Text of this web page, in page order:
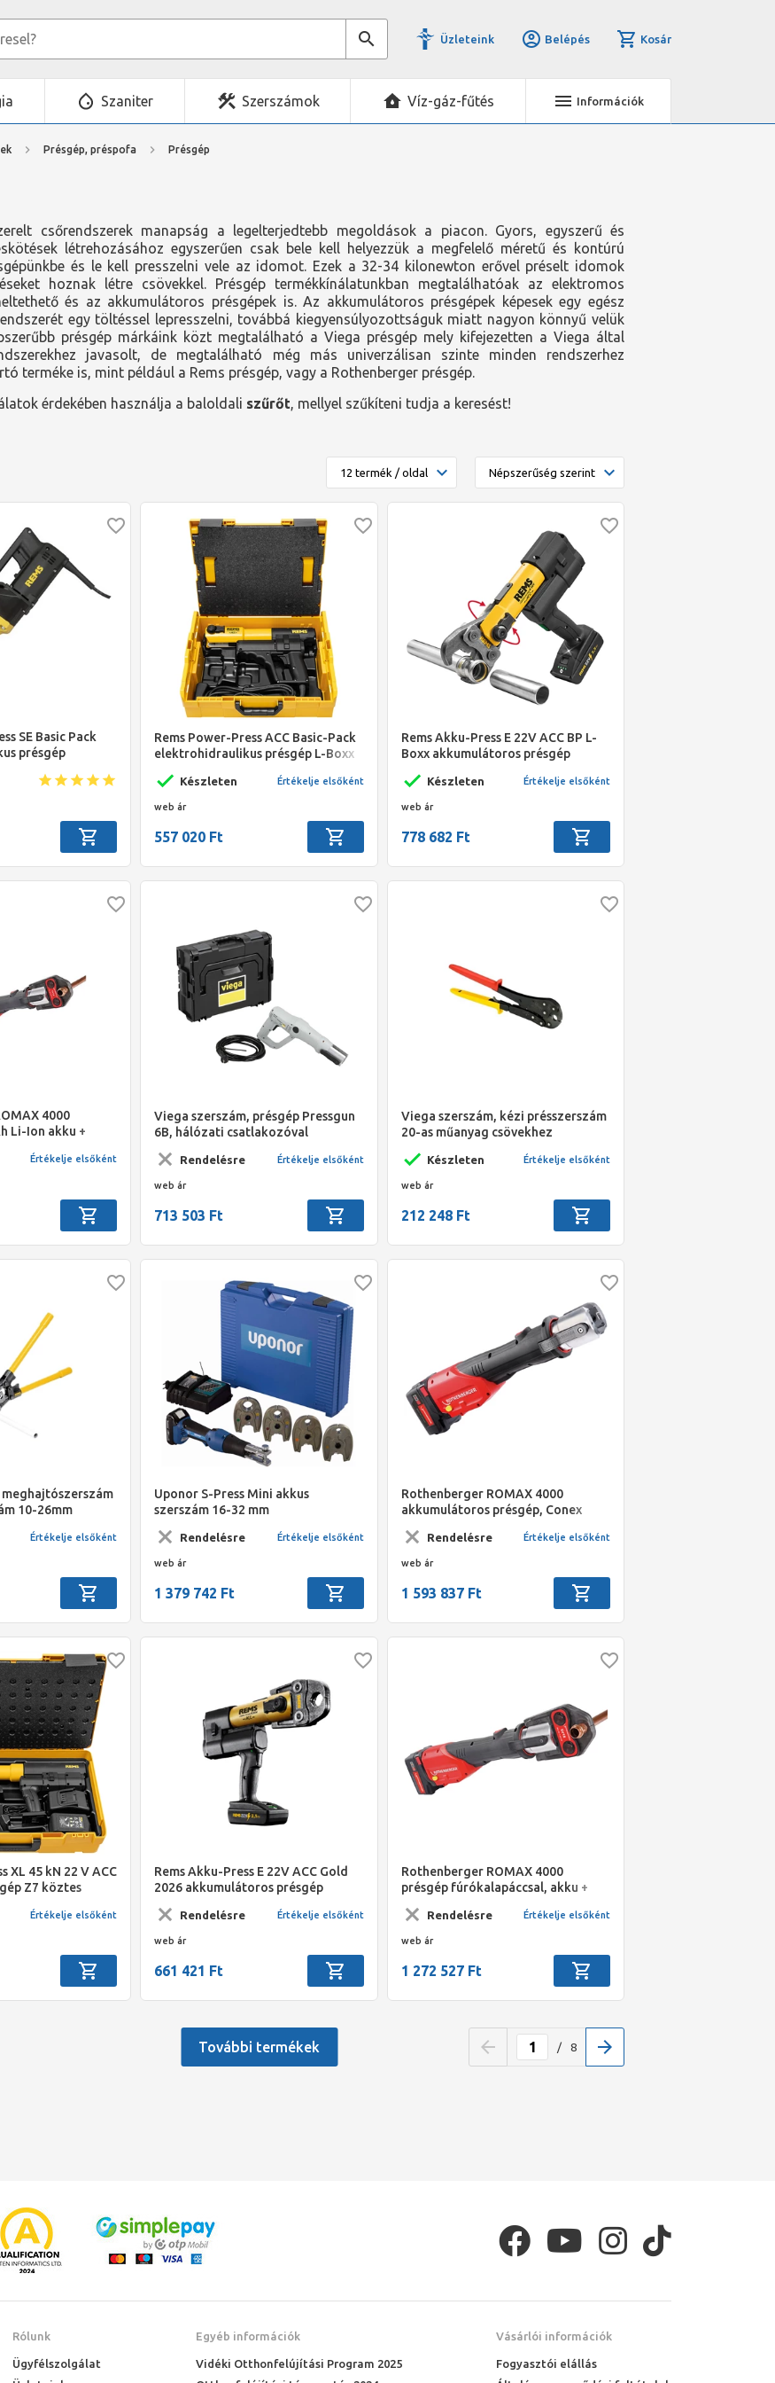
Üzleteink Belépés Kosár
Szaniter Szerszámok Víz-gáz-fűtés Információk
Présgép, préspofa Présgép
csőrendszerek manapság a legelterjedtebb megoldások a piacon. Gyors, egyszerű és
létrehozásához egyszerűen csak bele kell helyezzük a megfelelő méretű és kontúrú
és le kell presszelni vele az idomot. Ezek a 32-34 kilonewton erővel préselt idomok
hoznak létre csövekkel. Présgép termékkínálatunkban megtalálhatóak az elektromos
és az akkumulátoros présgépek is. Az akkumulátoros présgépek képesek egy egész
egy töltéssel lepresszelni, továbbá kiegyensúlyozottságuk miatt nagyon könnyű velük
présgép márkáink közt megtalálható a Viega présgép mely kifejezetten a Viega által
javasolt, de megtalálható még más univerzálisan szinte minden rendszerhez
terméke is, mint például a Rems présgép, vagy a Rothenberger présgép.
érdekében használja a baloldali szűrőt, mellyel szűkíteni tudja a keresést!
SE Basic Pack
présgép
Rems Power-Press ACC Basic-Pack
elektrohidraulikus présgép L-Boxx
Készleten Értékelje elsőként
web ár
557 020 Ft
Rems Akku-Press E 22V ACC BP L-
Boxx akkumulátoros présgép
Készleten Értékelje elsőként
web ár
778 682 Ft
4000
Li-Ion akku +
Értékelje elsőként
Viega szerszám, présgép Pressgun
6B, hálózati csatlakozóval
Rendelésre Értékelje elsőként
web ár
713 503 Ft
Viega szerszám, kézi présszerszám
20-as műanyag csövekhez
Készleten Értékelje elsőként
web ár
212 248 Ft
meghajtószerszám
10-26mm
Értékelje elsőként
Uponor S-Press Mini akkus
szerszám 16-32 mm
Rendelésre Értékelje elsőként
web ár
1 379 742 Ft
Rothenberger ROMAX 4000
akkumulátoros présgép, Conex
préspofákkal
Rendelésre Értékelje elsőként
web ár
1 593 837 Ft
XL 45 kN 22 V ACC
Z7 köztes
Értékelje elsőként
Rems Akku-Press E 22V ACC Gold
2026 akkumulátoros présgép
Rendelésre Értékelje elsőként
web ár
661 421 Ft
Rothenberger ROMAX 4000
présgép fúrókalapáccsal, akku +
16-20-26 préspofákkal
Rendelésre Értékelje elsőként
web ár
1 272 527 Ft
További termékek / 8
Rólunk
Ügyfélszolgálat
Egyéb információk
Vidéki Otthonfelújítási Program 2025
Vásárlói információk
Fogyasztói elállás